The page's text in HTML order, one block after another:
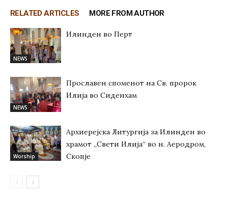
RELATED ARTICLES MORE FROM AUTHOR
NEWS
Илинден во Перт
NEWS
Прославен споменот на Св. пророк
Илија во Сиденхам
Worship
Архиерејска Литургија за Илинден во
храмот „Свети Илија“ во н. Аеродром,
Скопје